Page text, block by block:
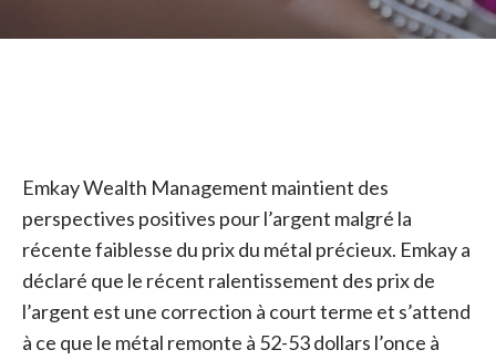
Emkay Wealth Management maintient des
perspectives positives pour l’argent malgré la
récente faiblesse du prix du métal précieux. Emkay a
déclaré que le récent ralentissement des prix de
l’argent est une correction à court terme et s’attend
à ce que le métal remonte à 52-53 dollars l’once à